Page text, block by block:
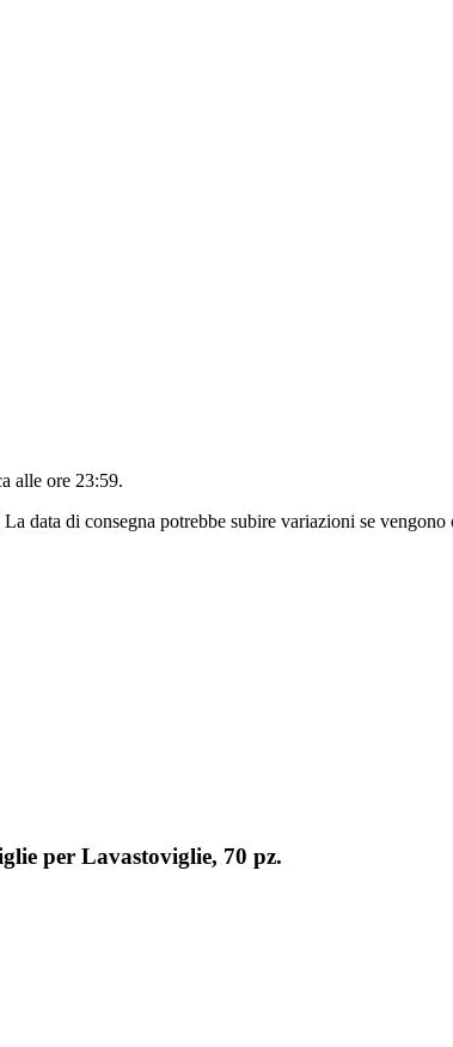
alle ore 23:59.
data di consegna potrebbe subire variazioni se
per Lavastoviglie, 70 pz.